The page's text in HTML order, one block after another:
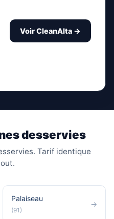
Voir CleanAlta →
desservies
Tarif identique
Palaiseau
(91)
→